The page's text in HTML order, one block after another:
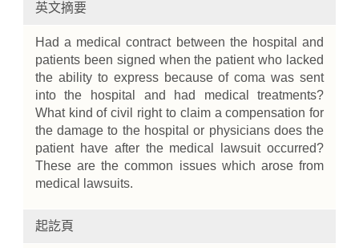
英文摘要
Had a medical contract between the hospital and
patients been signed when the patient who lacked
the ability to express because of coma was sent
into the hospital and had medical treatments?
What kind of civil right to claim a compensation for
the damage to the hospital or physicians does the
patient have after the medical lawsuit occurred?
These are the common issues which arose from
medical lawsuits.
起訖頁